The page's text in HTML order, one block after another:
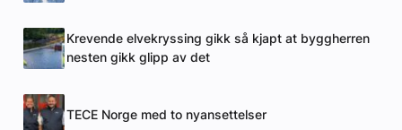
Krevende elvekryssing gikk så kjapt at byggherren
nesten gikk glipp av det
TECE Norge med to nyansettelser